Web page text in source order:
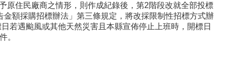
原住民廠商之情形，則作成紀錄後，第2階段改就全部投標
額採購招標辦法」第三條規定，將改採限制性招標方式辦
若遇颱風或其他天然災害且本縣宣佈停止上班時，開標日
。